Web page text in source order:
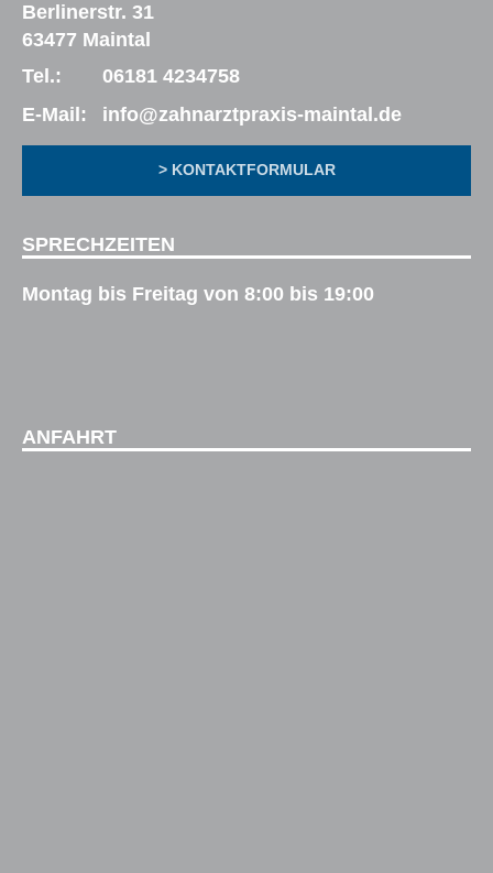
Berlinerstr. 31
63477 Maintal
Tel.:
06181 4234758
E-Mail:
info@zahnarztpraxis-maintal.de
> KONTAKTFORMULAR
SPRECHZEITEN
Montag bis Freitag von 8:00 bis 19:00
ANFAHRT